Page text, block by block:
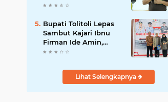
Korupsi Pajak
Bupati Tolitoli Lepas
Sambut Kajari Ibnu
Firman Ide Amin,
Apresiasi Dedikasi dan
Penegakan Hukum
Lihat Selengkapnya